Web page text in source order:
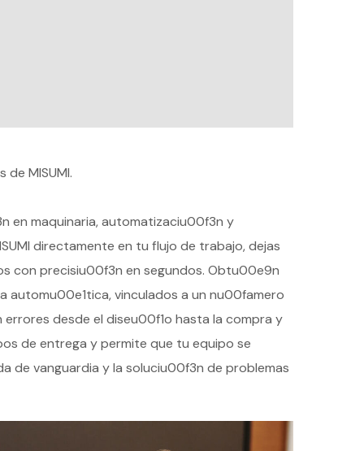
MISUMI.
en maquinaria, automatizaciu00f3n y
directamente en tu flujo de trabajo, dejas
con precisiu00f3n en segundos. Obtu00e9n
automu00e1tica, vinculados a un nu00famero
desde el diseu00f1o hasta la compra y
de entrega y permite que tu equipo se
de vanguardia y la soluciu00f3n de problemas